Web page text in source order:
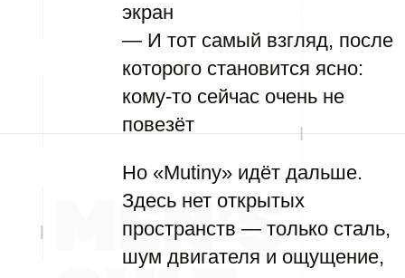
экран
— И тот самый взгляд, после
которого становится ясно:
кому-то сейчас очень не
повезёт
Но «Mutiny» идёт дальше.
Здесь нет открытых
пространств — только сталь,
шум двигателя и ощущение,